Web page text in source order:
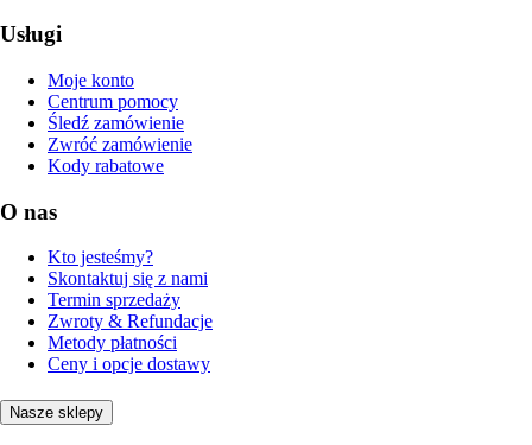
Usługi
Moje konto
Centrum pomocy
Śledź zamówienie
Zwróć zamówienie
Kody rabatowe
O nas
Kto jesteśmy?
Skontaktuj się z nami
Termin sprzedaży
Zwroty & Refundacje
Metody płatności
Ceny i opcje dostawy
Nasze sklepy